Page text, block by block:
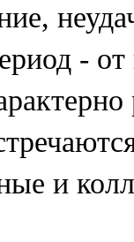
- от
и